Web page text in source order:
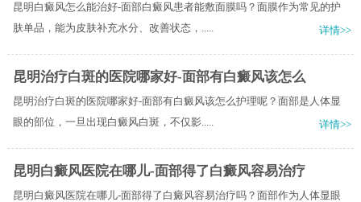
昆明白癜风怎么能治好-面部白癜风患者能敷面膜吗？面膜作为常见的护
肤单品，能为皮肤补充水分、改善状态，.....
详情>>
昆明治疗白斑的医院哪家好-面部有白癜风该怎么
昆明治疗白斑的医院哪家好-面部有白癜风该怎么护理呢？面部是人体显
眼的部位，一旦出现白癜风白斑，不仅影.....
详情>>
昆明白癜风医院在哪儿-面部得了白癜风容易治疗
昆明白癜风医院在哪儿-面部得了白癜风容易治疗吗？面部作为人体显眼